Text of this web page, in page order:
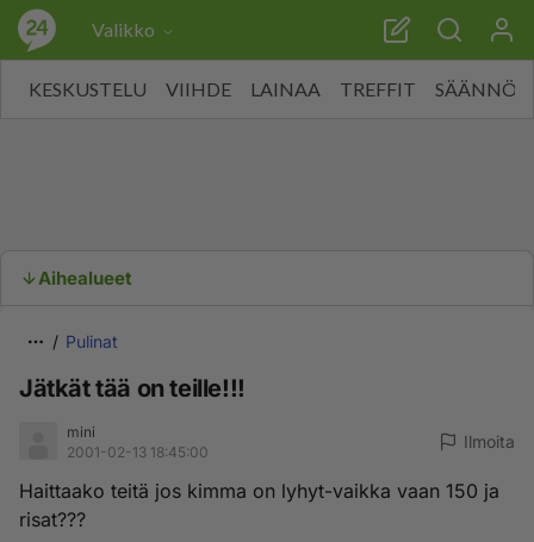
Valikko
KESKUSTELU VIIHDE LAINAA TREFFIT SÄÄNNÖT
Aihealueet
Pulinat
Jätkät tää on teille!!!
mini
2001-02-13 18:45:00
Ilmoita
Haittaako teitä jos kimma on lyhyt-vaikka vaan 150 ja
risat???